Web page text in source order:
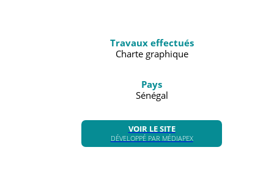
Travaux effectués
Charte graphique
Pays
Sénégal
VOIR LE SITE
DÉVELOPPÉ PAR MÉDIAPEX